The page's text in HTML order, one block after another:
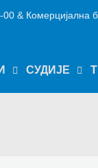
& Комерцијална
СУДИЈЕ